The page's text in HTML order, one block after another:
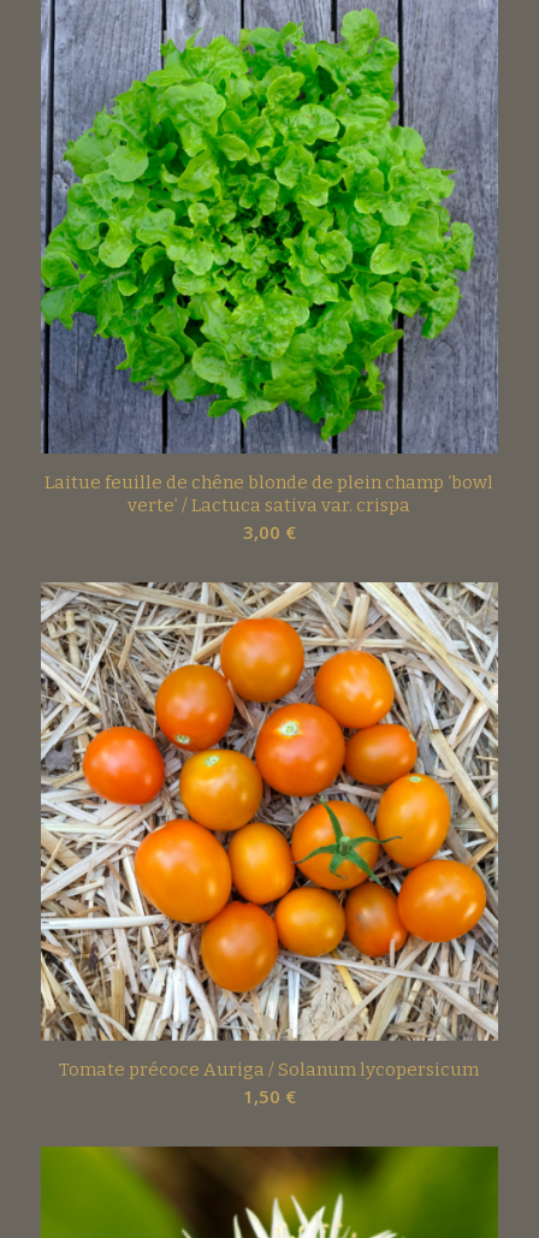
Laitue feuille de chêne blonde de plein champ ‘bowl
verte’ / Lactuca sativa var. crispa
3,00 €
Tomate précoce Auriga / Solanum lycopersicum
1,50 €